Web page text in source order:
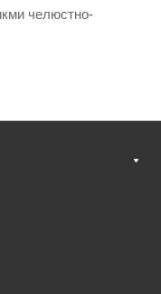
челюстно-